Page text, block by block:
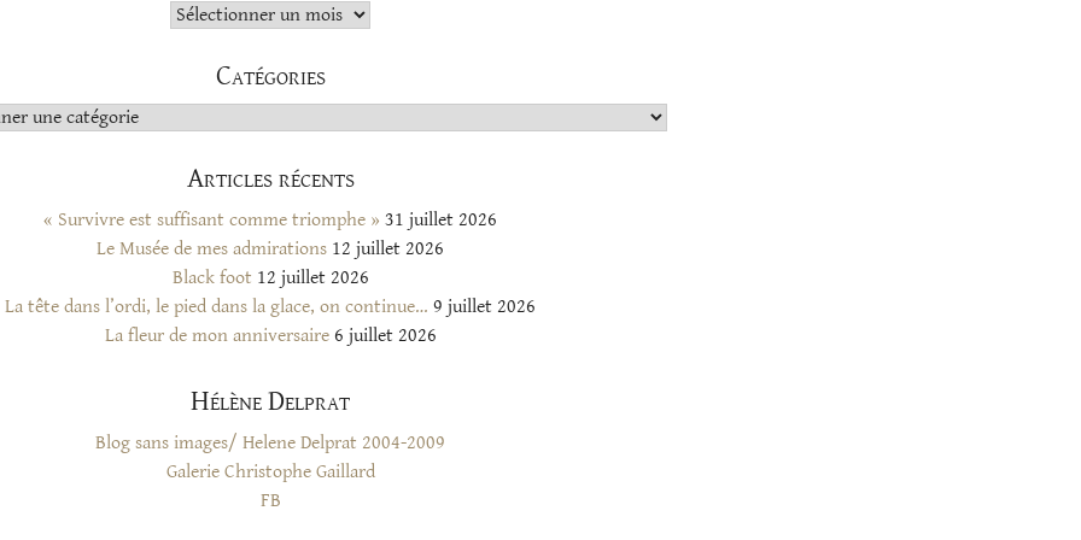
Archives
Catégories
Articles récents
« Survivre est suffisant comme triomphe » 31 juillet 2026
Le Musée de mes admirations 12 juillet 2026
Black foot 12 juillet 2026
La tête dans l’ordi, le pied dans la glace, on continue… 9 juillet 2026
La fleur de mon anniversaire 6 juillet 2026
Hélène Delprat
Blog sans images/ Helene Delprat 2004-2009
Galerie Christophe Gaillard
FB